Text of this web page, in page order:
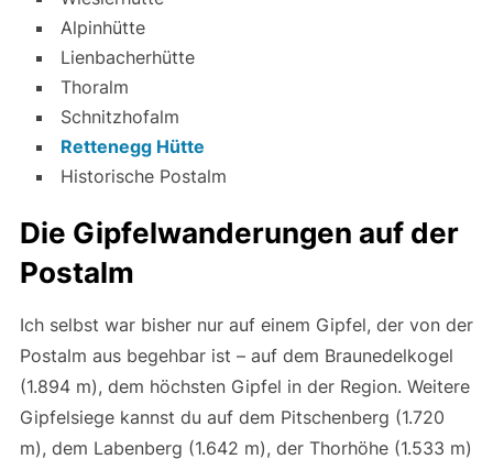
Alpinhütte
Lienbacherhütte
Thoralm
Schnitzhofalm
Rettenegg Hütte
Historische Postalm
Die Gipfelwanderungen auf der
Postalm
Ich selbst war bisher nur auf einem Gipfel, der von der
Postalm aus begehbar ist – auf dem Braunedelkogel
(1.894 m), dem höchsten Gipfel in der Region. Weitere
Gipfelsiege kannst du auf dem Pitschenberg (1.720
m), dem Labenberg (1.642 m), der Thorhöhe (1.533 m)